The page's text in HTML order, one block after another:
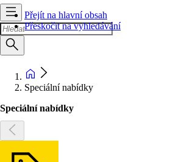
Přejít na hlavní obsah
Přeskočit na vyhledávání
Speciální nabídky
Speciální nabídky